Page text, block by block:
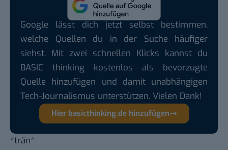
Google lässt dich jetzt selbst bestimmen,
welche Quellen du in der Suche häufiger
siehst. Mit zwei schnellen Klicks kannst du
BASIC thinking kostenlos als bevorzugte
Quelle hinzufügen und damit unabhängigen
Tech-Journalismus unterstützen. Vielen Dank!
Hier basicthinking.de hinzufügen
*trän*